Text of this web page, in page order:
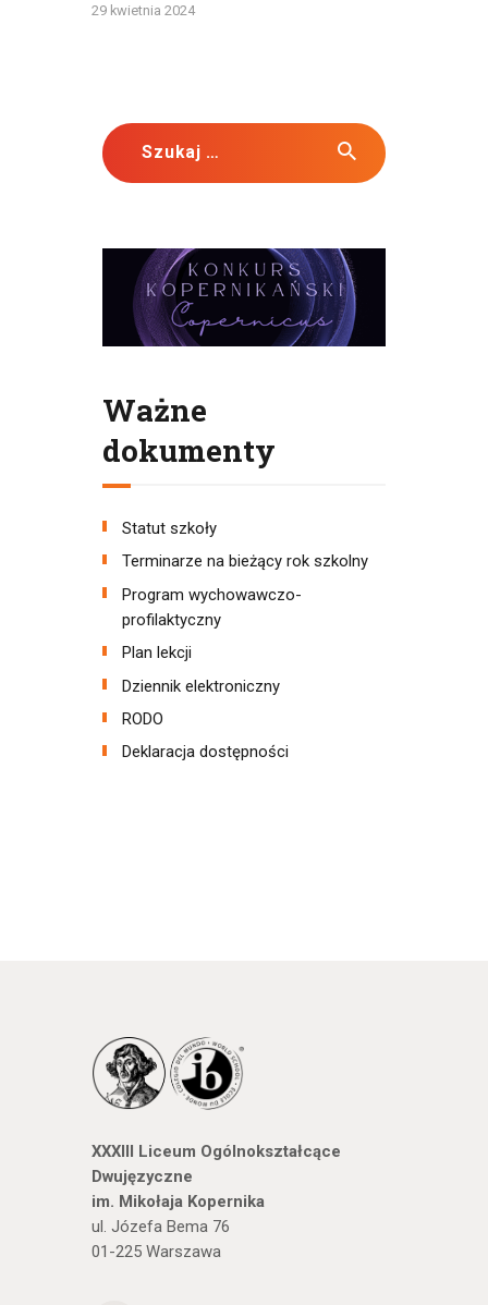
29 kwietnia 2024
Szukaj:
Ważne
dokumenty
Statut szkoły
Terminarze na bieżący rok szkolny
Program wychowawczo-
profilaktyczny
Plan lekcji
Dziennik elektroniczny
RODO
Deklaracja dostępności
XXXIII Liceum Ogólnokształcące
Dwujęzyczne
im. Mikołaja Kopernika
ul. Józefa Bema 76
01-225 Warszawa